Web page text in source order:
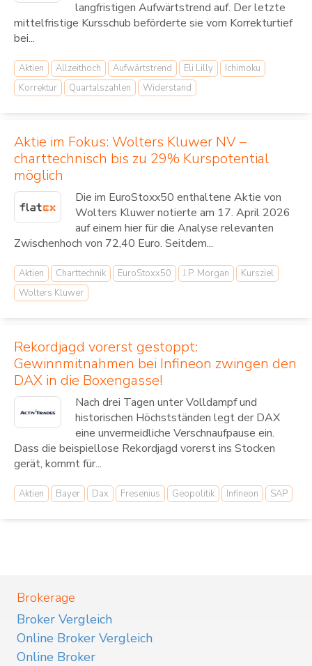
langfristigen Aufwärtstrend auf. Der letzte
mittelfristige Kursschub beförderte sie vom Korrekturtief
bei...
Aktien Allzeithoch Aufwärtstrend Eli Lilly
Ichimoku
Korrektur
Quartalszahlen Widerstand
Aktie im Fokus: Wolters Kluwer NV –
charttechnisch bis zu 29% Kurspotential
möglich
Die im EuroStoxx50 enthaltene Aktie von
Wolters Kluwer notierte am 17. April 2026
auf einem hier für die Analyse relevanten
Zwischenhoch von 72,40 Euro. Seitdem...
Aktien Charttechnik EuroStoxx50 J.P. Morgan
Kursziel
Wolters Kluwer
Rekordjagd vorerst gestoppt:
Gewinnmitnahmen bei Infineon zwingen den
DAX in die Boxengasse!
Nach drei Tagen unter Volldampf und
historischen Höchstständen legt der DAX
eine unvermeidliche Verschnaufpause ein.
Dass die beispiellose Rekordjagd vorerst ins Stocken
gerät, kommt für...
Aktien Bayer Dax Fresenius Geopolitik Infineon SAP
Brokerage
Broker Vergleich
Online Broker Vergleich
Online Broker